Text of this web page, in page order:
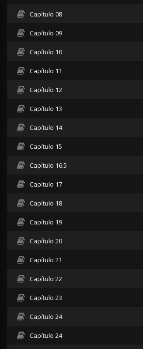
Capítulo 08
Capítulo 09
Capítulo 10
Capítulo 11
Capítulo 12
Capítulo 13
Capítulo 14
Capítulo 15
Capítulo 16.5
Capítulo 17
Capítulo 18
Capítulo 19
Capítulo 20
Capítulo 21
Capítulo 22
Capítulo 23
Capítulo 24
Capítulo 24